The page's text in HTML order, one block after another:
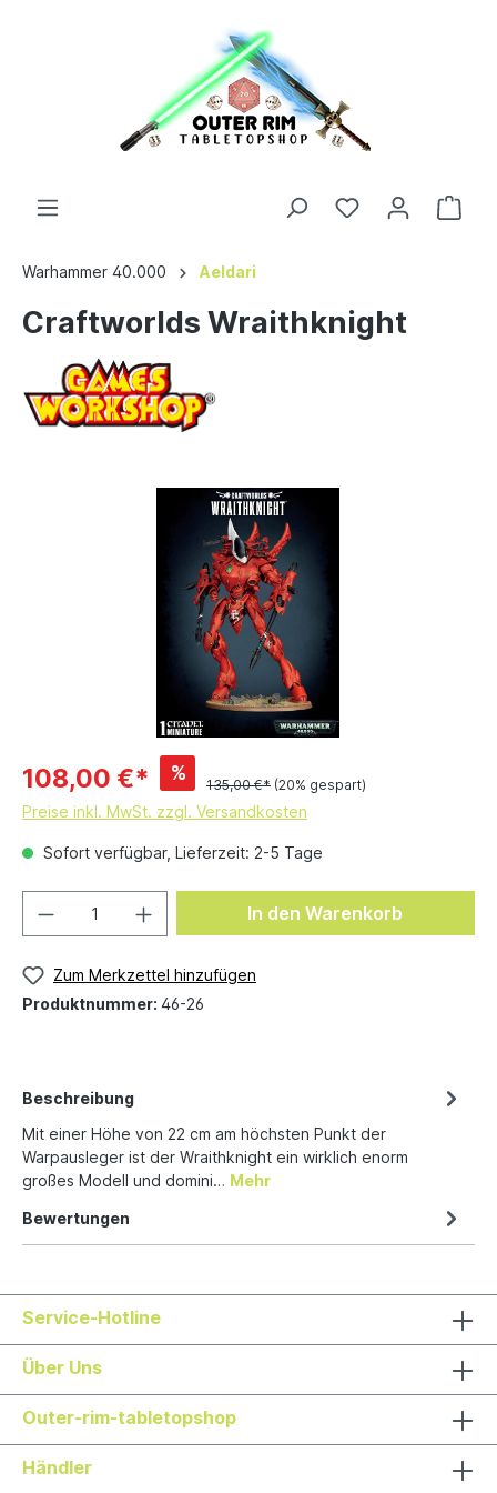
Warhammer 40.000 Aeldari
Craftworlds Wraithknight
108,00 €* %
135,00 €* (20% gespart)
Preise inkl. MwSt. zzgl. Versandkosten
Sofort verfügbar, Lieferzeit: 2-5 Tage
In den Warenkorb
Zum Merkzettel hinzufügen
Produktnummer: 46-26
Beschreibung
Mit einer Höhe von 22 cm am höchsten Punkt der
Warpausleger ist der Wraithknight ein wirklich enorm
großes Modell und domini… Mehr
Bewertungen
Service-Hotline
Über Uns
Outer-rim-tabletopshop
Händler